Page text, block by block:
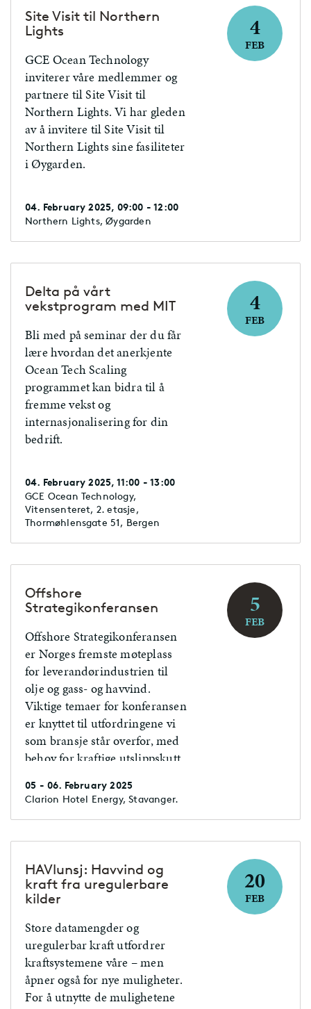
Site Visit til Northern
Lights
GCE Ocean Technology
inviterer våre medlemmer og
partnere til Site Visit til
Northern Lights. Vi har gleden
av å invitere til Site Visit til
Northern Lights sine fasiliteter
i Øygarden.
04. February 2025, 09:00 - 12:00
Northern Lights, Øygarden
4
FEB
Delta på vårt
vekstprogram med MIT
Bli med på seminar der du får
lære hvordan det anerkjente
Ocean Tech Scaling
programmet kan bidra til å
fremme vekst og
internasjonalisering for din
bedrift.
04. February 2025, 11:00 - 13:00
GCE Ocean Technology,
Vitensenteret, 2. etasje,
Thormøhlensgate 51, Bergen
4
FEB
Offshore
Strategikonferansen
Offshore Strategikonferansen
er Norges fremste møteplass
for leverandørindustrien til
olje og gass- og havvind.
Viktige temaer for konferansen
er knyttet til utfordringene vi
som bransje står overfor, med
behov for kraftige utslippskutt,
industriell utvikling innen nye
05 - 06. February 2025
Clarion Hotel Energy, Stavanger.
5
FEB
HAVlunsj: Havvind og
kraft fra uregulerbare
kilder
Store datamengder og
uregulerbar kraft utfordrer
kraftsystemene våre – men
åpner også for nye muligheter.
For å utnytte de mulighetene
20
FEB